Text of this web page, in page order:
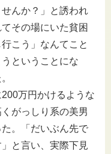
んか？」と誘われ
その場にいた貧困
こう」なんてこと
ということにな
万円かけるような
がっしり系の美男
。「だいぶん先で
と言い、実際下見